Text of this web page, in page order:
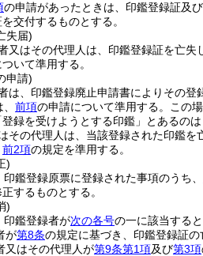
の申請があったときは、印鑑登録証及
交付するものとする。
失届)
又はその代理人は、印鑑登録証を亡失
いて準用する。
申請)
は、印鑑登録廃止申請書によりその登
前項の申請について準用する。 この
録を受けようとする印鑑」とあるの
その代理人は、当該登録された印鑑を
前2項の規定を準用する。
)
鑑登録原票に登録された事項のうち、
するものとする。
)
印鑑登録者が次の各号の一に該当する
が第8条の規定に基づき、印鑑登録証の
又はその代理人が第9条第1項及び第3項